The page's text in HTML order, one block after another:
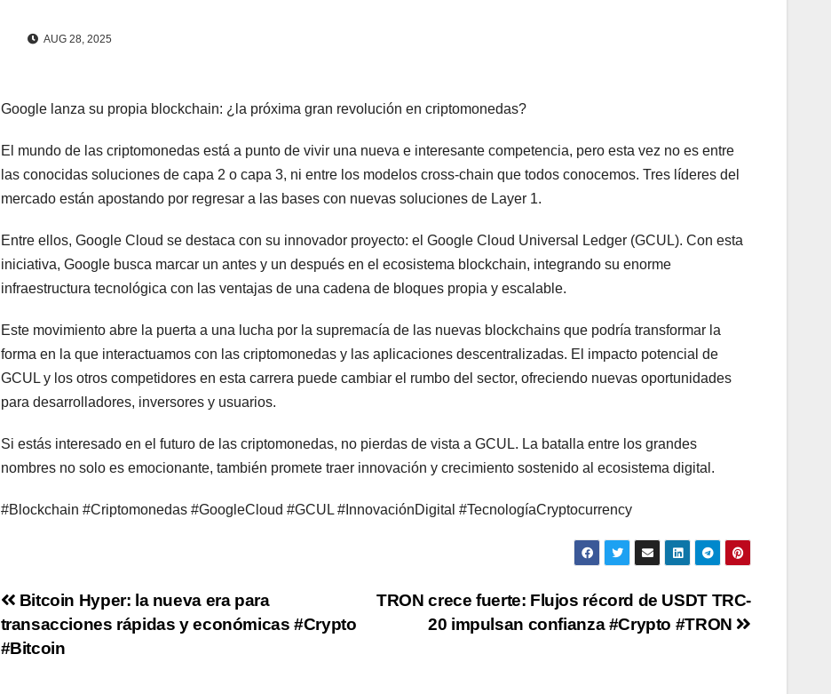
AUG 28, 2025
Google lanza su propia blockchain: ¿la próxima gran revolución en criptomonedas?
El mundo de las criptomonedas está a punto de vivir una nueva e interesante competencia, pero esta vez no es entre
las conocidas soluciones de capa 2 o capa 3, ni entre los modelos cross-chain que todos conocemos. Tres líderes del
mercado están apostando por regresar a las bases con nuevas soluciones de Layer 1.
Entre ellos, Google Cloud se destaca con su innovador proyecto: el Google Cloud Universal Ledger (GCUL). Con esta
iniciativa, Google busca marcar un antes y un después en el ecosistema blockchain, integrando su enorme
infraestructura tecnológica con las ventajas de una cadena de bloques propia y escalable.
Este movimiento abre la puerta a una lucha por la supremacía de las nuevas blockchains que podría transformar la
forma en la que interactuamos con las criptomonedas y las aplicaciones descentralizadas. El impacto potencial de
GCUL y los otros competidores en esta carrera puede cambiar el rumbo del sector, ofreciendo nuevas oportunidades
para desarrolladores, inversores y usuarios.
Si estás interesado en el futuro de las criptomonedas, no pierdas de vista a GCUL. La batalla entre los grandes
nombres no solo es emocionante, también promete traer innovación y crecimiento sostenido al ecosistema digital.
#Blockchain #Criptomonedas #GoogleCloud #GCUL #InnovaciónDigital #TecnologíaCryptocurrency
Post
navigation
TRON crece fuerte: Flujos récord de USDT TRC-
20 impulsan confianza #Crypto #TRON
Bitcoin Hyper: la nueva era para
transacciones rápidas y económicas #Crypto
#Bitcoin